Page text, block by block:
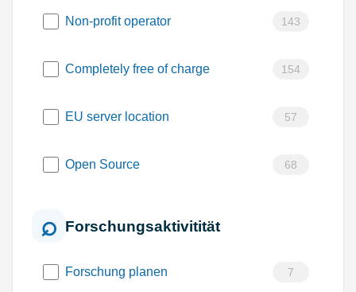
Non-profit operator 143
Completely free of charge 154
EU server location 57
Open Source 68
Forschungsaktivitität
Forschung planen 7